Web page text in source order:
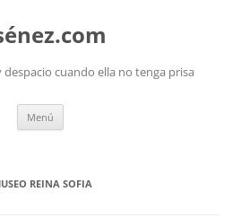
cuando ella no tenga prisa
Menú
REINA SOFIA